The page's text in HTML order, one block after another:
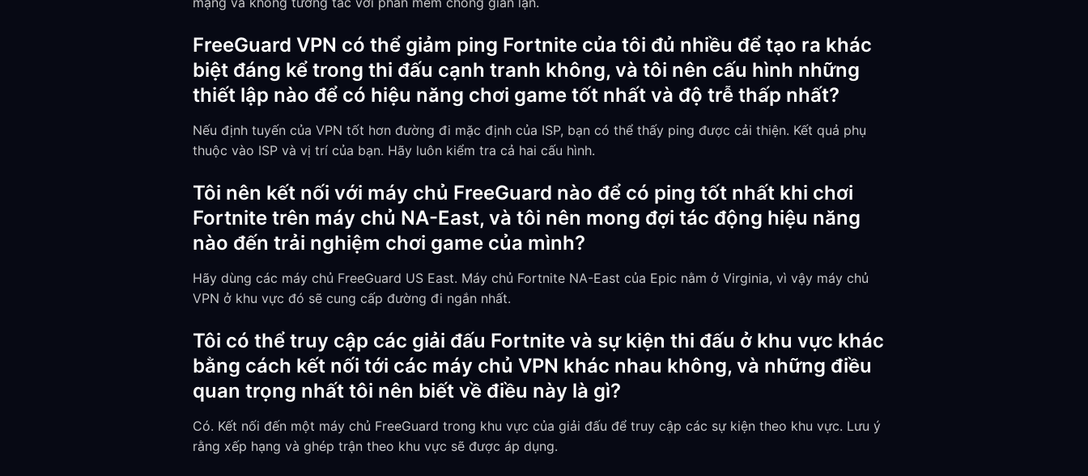
FreeGuard VPN có thể giảm ping Fortnite của tôi đủ nhiều để tạo ra khác
biệt đáng kể trong thi đấu cạnh tranh không, và tôi nên cấu hình những
thiết lập nào để có hiệu năng chơi game tốt nhất và độ trễ thấp nhất?
Nếu định tuyến của VPN tốt hơn đường đi mặc định của ISP, bạn có thể thấy ping được cải thiện. Kết quả phụ
thuộc vào ISP và vị trí của bạn. Hãy luôn kiểm tra cả hai cấu hình.
Tôi nên kết nối với máy chủ FreeGuard nào để có ping tốt nhất khi chơi
Fortnite trên máy chủ NA-East, và tôi nên mong đợi tác động hiệu năng
nào đến trải nghiệm chơi game của mình?
Hãy dùng các máy chủ FreeGuard US East. Máy chủ Fortnite NA-East của Epic nằm ở Virginia, vì vậy máy chủ
VPN ở khu vực đó sẽ cung cấp đường đi ngắn nhất.
Tôi có thể truy cập các giải đấu Fortnite và sự kiện thi đấu ở khu vực khác
bằng cách kết nối tới các máy chủ VPN khác nhau không, và những điều
quan trọng nhất tôi nên biết về điều này là gì?
Có. Kết nối đến một máy chủ FreeGuard trong khu vực của giải đấu để truy cập các sự kiện theo khu vực. Lưu ý
rằng xếp hạng và ghép trận theo khu vực sẽ được áp dụng.